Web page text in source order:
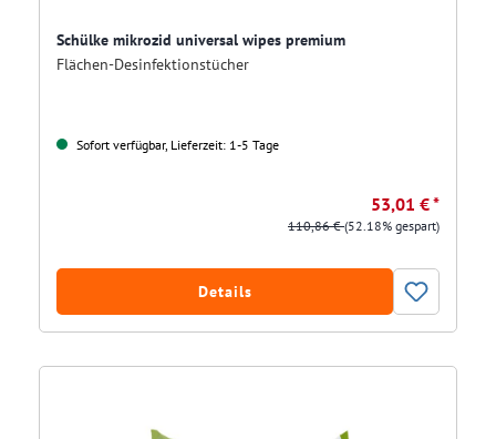
Schülke mikrozid universal wipes premium
Flächen-Desinfektionstücher
Sofort verfügbar, Lieferzeit: 1-5 Tage
53,01 € *
110,86 €(52.18% gespart)
Details